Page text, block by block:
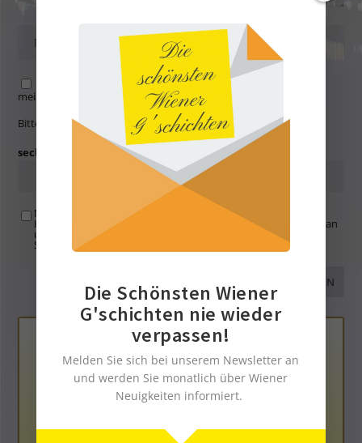
Name, E-Mail-Adresse und Website in diesem Browser für
meinen nächsten Kommentar speichern.
Bitte gib eine Antwort in Ziffern ein:
sechs + neunzehn =
Mit der Nutzung dieses Formulars übertragen Sie Ihren
Kommentar, Name, Email und IP-Adresse (und ev. Webseite) an
uns und erklären sich einverstanden, dass diese auf unserem
Server gespeichert werden. Siehe Datenschutzbelehrung
Die Schönsten Wiener
G'schichten nie wieder
verpassen!
Melden Sie sich bei unserem Newsletter an
und werden Sie monatlich über Wiener
Neuigkeiten informiert.